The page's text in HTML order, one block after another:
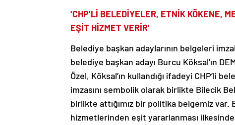
‘CHP’Lİ BELEDİYELER, ETNİK KÖKENE,
EŞİT HİZMET VERİR’
Belediye başkan adaylarının belgeleri
belediye başkan adayı Burcu Köksal’ın
Özel, Köksal’ın kullandığı ifadeyi CHP’li
imzasını sembolik olarak birlikte Bilecik
birlikte attığımız bir politika belgemiz
hizmetlerinden eşit yararlanması